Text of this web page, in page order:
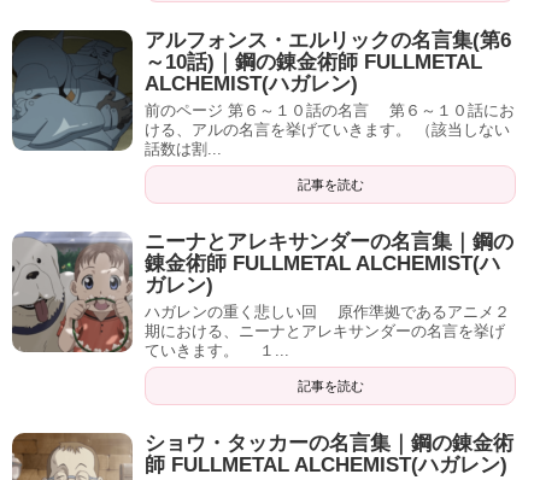
アルフォンス・エルリックの名言集(第6
～10話)｜鋼の錬金術師 FULLMETAL
ALCHEMIST(ハガレン)
前のページ 第６～１０話の名言 第６～１０話にお
ける、アルの名言を挙げていきます。 （該当しない
話数は割...
記事を読む
ニーナとアレキサンダーの名言集｜鋼の
錬金術師 FULLMETAL ALCHEMIST(ハ
ガレン)
ハガレンの重く悲しい回 原作準拠であるアニメ２
期における、ニーナとアレキサンダーの名言を挙げ
ていきます。 １...
記事を読む
ショウ・タッカーの名言集｜鋼の錬金術
師 FULLMETAL ALCHEMIST(ハガレン)